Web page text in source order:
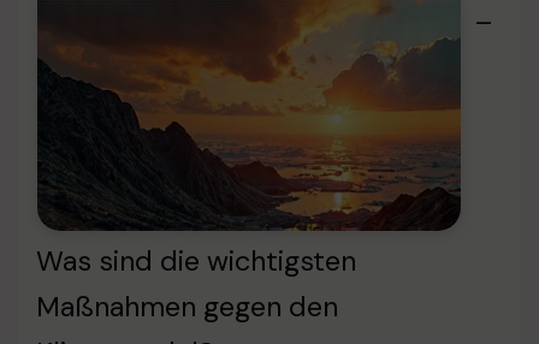
–
Was sind die wichtigsten
Maßnahmen gegen den